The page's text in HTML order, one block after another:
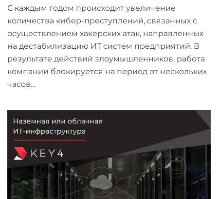
С каждым годом происходит увеличение
количества кибер-преступлений, связанных с
осуществлением хакерских атак, направленных
на дестабилизацию ИТ систем предприятий. В
результате действий злоумышленников, работа
компаний блокируется на период от нескольких
часов…